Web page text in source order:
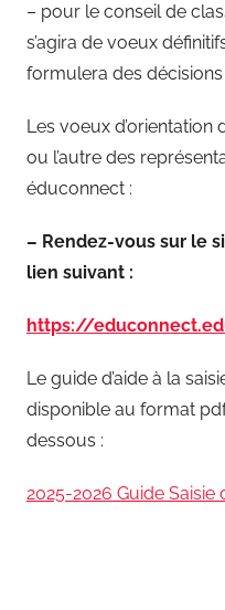
– pour le conseil de
s’agira de voeux
formulera des décisions
Les voeux d’orientation
ou l’autre des
éduconnect :
– Rendez-vous sur le
lien suivant :
https://
Le guide d’aide à la
disponible au format
dessous :
2025-2026 Guide Saisie